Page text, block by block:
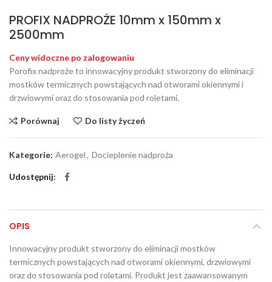
PROFIX NADPROŻE 10mm x 150mm x
2500mm
Ceny widoczne po zalogowaniu
Porofix nadproże to innowacyjny produkt stworzony do eliminacji
mostków termicznych powstających nad otworami okiennymi i
drzwiowymi oraz do stosowania pod roletami.
Porównaj Do listy życzeń
Kategorie: Aerogel, Docieplenie nadproża
Udostępnij
OPIS
Innowacyjny produkt stworzony do eliminacji mostków
termicznych powstających nad otworami okiennymi, drzwiowymi
oraz do stosowania pod roletami. Produkt jest zaawansowanym